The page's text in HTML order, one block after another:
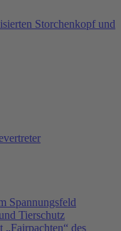
Spannungsfeld
Tierschutz
„Fairpachten“ des